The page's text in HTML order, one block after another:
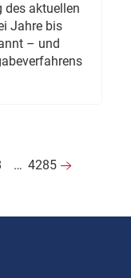
des aktuellen
Jahre bis
– und
… 4285